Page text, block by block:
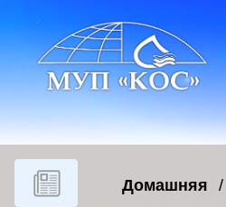
Домашняя